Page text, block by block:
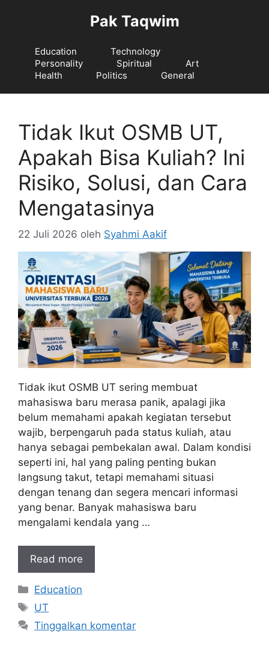
Pak Taqwim
Education
Technology
Personality
Spiritual
Art
Health
Politics General
Tidak Ikut OSMB UT,
Apakah Bisa Kuliah? Ini
Risiko, Solusi, dan Cara
Mengatasinya
22 Juli 2026 oleh Syahmi Aakif
Tidak ikut OSMB UT sering membuat
mahasiswa baru merasa panik, apalagi jika
belum memahami apakah kegiatan tersebut
wajib, berpengaruh pada status kuliah, atau
hanya sebagai pembekalan awal. Dalam kondisi
seperti ini, hal yang paling penting bukan
langsung takut, tetapi memahami situasi
dengan tenang dan segera mencari informasi
yang benar. Banyak mahasiswa baru
mengalami kendala yang …
Read more
Kategori
Education
Tag
UT
Tinggalkan komentar